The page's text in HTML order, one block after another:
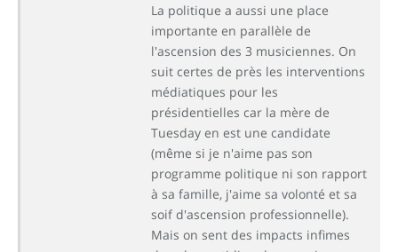
La politique a aussi une place
importante en parallèle de
l'ascension des 3 musiciennes. On
suit certes de près les interventions
médiatiques pour les
présidentielles car la mère de
Tuesday en est une candidate
(même si je n'aime pas son
programme politique ni son rapport
à sa famille, j'aime sa volonté et sa
soif d'ascension professionnelle).
Mais on sent des impacts infimes